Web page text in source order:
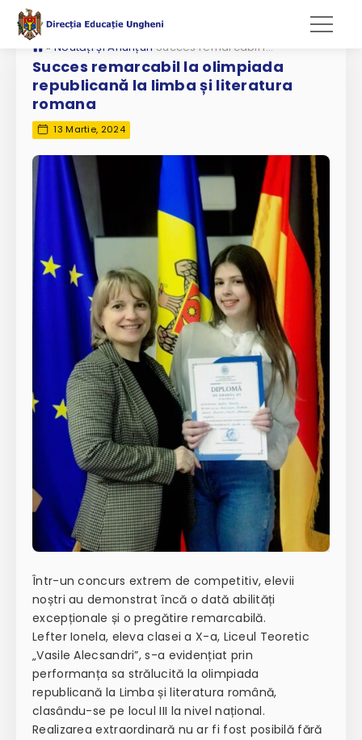
» Noutăți și Anunțuri Succes remarcabil la olimpiada republicană la limba și literatura romana
Succes remarcabil la olimpiada
republicană la limba și literatura
romana
13 Martie, 2024
Într-un concurs extrem de competitiv, elevii
noștri au demonstrat încă o dată abilități
excepționale și o pregătire remarcabilă.
Lefter Ionela, eleva clasei a X-a, Liceul Teoretic
„Vasile Alecsandri”, s-a evidențiat prin
performanța sa strălucită la olimpiada
republicană la Limba și literatura română,
clasându-se pe locul III la nivel național.
Realizarea extraordinară nu ar fi fost posibilă fără